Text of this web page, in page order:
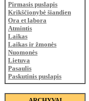
Pirmasis puslapis
Krikščionybė šiandien
Ora et labora
Atmintis
Laikas
Laikas ir žmonės
Nuomonės
Lietuva
Pasaulis
Paskutinis puslapis